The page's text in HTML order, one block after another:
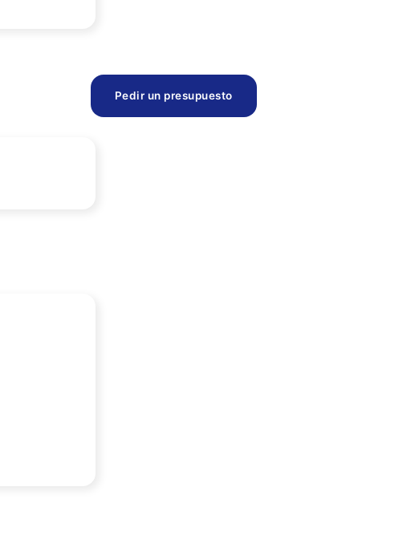
Pedir un presupuesto